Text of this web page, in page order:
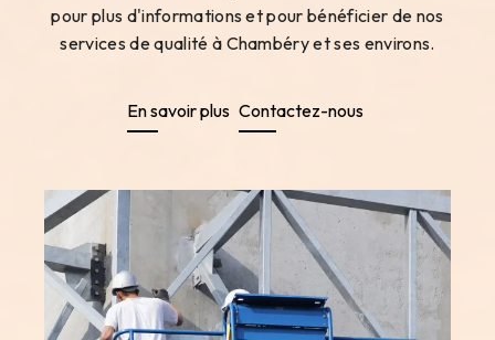
pour plus d'informations et pour bénéficier de nos
services de qualité à Chambéry et ses environs.
En savoir plus Contactez-nous